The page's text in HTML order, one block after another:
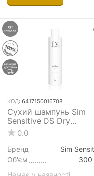
КОД: 6417150016708
Сухий шампунь Sim
Sensitive DS Dry
Shampoo 300 мл
0.0
Бренд
Sim
Об'єм
300
Немає у наявності